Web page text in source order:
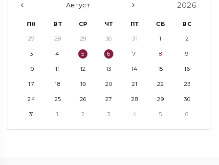
Август 2026
ПН ВТ СР ЧТ ПТ СБ ВС
27 28 29 30 31 1 2
3 4 5 6 7 8 9
10 11 12 13 14 15 16
17 18 19 20 21 22 23
24 25 26 27 28 29 30
31 1 2 3 4 5 6